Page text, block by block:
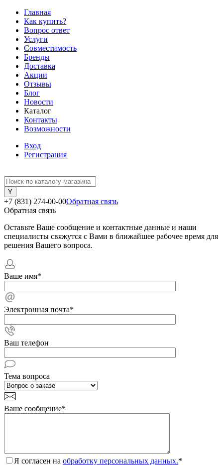
Главная
Как купить?
Вопрос ответ
Услуги
Совместимость
Бренды
Доставка
Акции
Отзывы
Блог
Новости
Каталог
Контакты
Возможности
Вход
Регистрация
+7 (831) 274-00-00Обратная связь
Обратная связь
Оставьте Ваше сообщение и контактные данные и наши
специалисты свяжутся с Вами в ближайшее рабочее время для
решения Вашего вопроса.
Ваше имя*
Электронная почта*
Ваш телефон
Тема вопроса
Ваше сообщение*
Я согласен на обработку персональных данных.*